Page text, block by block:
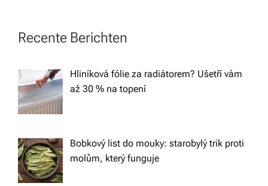
a
v
i
g
a
Recente Berichten
Hliníková fólie za radiátorem? Ušetří vám
až 30 % na topení
Bobkový list do mouky: starobylý trik proti
molům, který funguje